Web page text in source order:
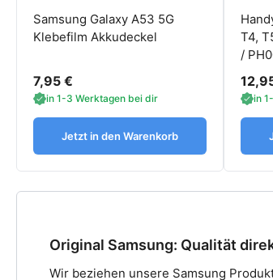
Samsung Galaxy A53 5G
Klebefilm Akkudeckel
7,95 €
in 1-3 Werktagen bei dir
Jetzt in den Warenkorb
T4,
/
in
Original Samsung: Qualität
Wir beziehen unsere Samsung